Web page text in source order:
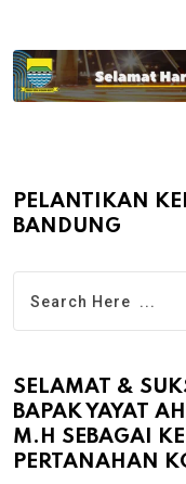
PELANTIKAN
BANDUNG
SELAMAT &
BAPAK YAYAT
M.H SEBAGAI
PERTANAHAN